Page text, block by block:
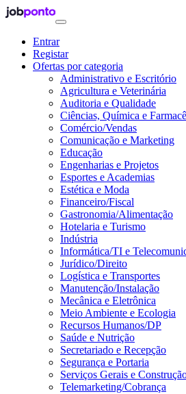
Entrar
Registar
Ofertas por categoria
Administrativo e Escritório
Agricultura e Veterinária
Auditoria e Qualidade
Ciências, Química e
Comércio/Vendas
Comunicação e Marketing
Educação
Engenharias e Projetos
Esportes e Academias
Estética e Moda
Financeiro/Fiscal
Gastronomia/Alimentação
Hotelaria e Turismo
Indústria
Informática/TI e
Jurídico/Direito
Logística e Transportes
Manutenção/Instalação
Mecânica e Eletrônica
Meio Ambiente e Ecologia
Recursos Humanos/DP
Saúde e Nutrição
Secretariado e Recepção
Segurança e Portaria
Serviços Gerais e
Telemarketing/Cobrança